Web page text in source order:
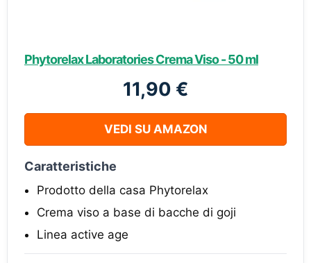
Phytorelax Laboratories Crema Viso - 50 ml
11,90 €
VEDI SU AMAZON
Caratteristiche
Prodotto della casa Phytorelax
Crema viso a base di bacche di goji
Linea active age